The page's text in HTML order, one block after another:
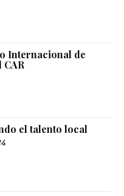
Internacional de
CAR
el talento local